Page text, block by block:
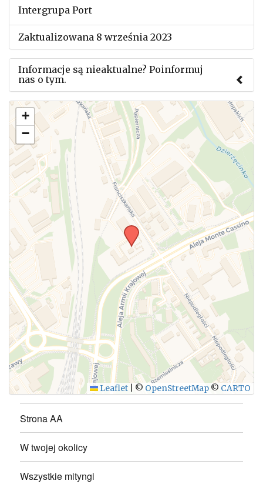
Intergrupa Port
Zaktualizowana 8 września 2023
Informacje są nieaktualne? Poinformuj
nas o tym.
Użyj tego formularza aby przesłać informację o
zmianach w powyższym mityngu.
WYŚLIJ
+
−
Leaflet © OpenStreetMap © CARTO
Strona AA
W twojej okolicy
Wszystkie mityngi